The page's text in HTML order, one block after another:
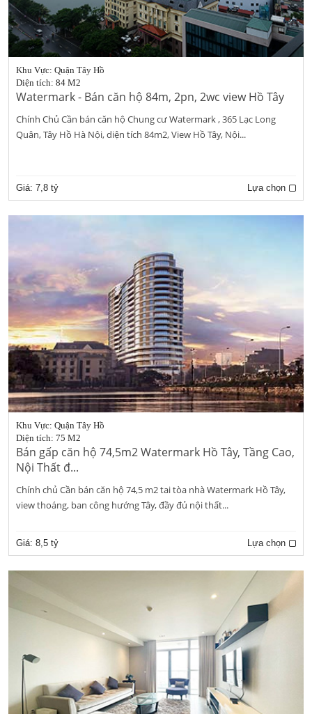
Khu Vực: Quận Tây Hồ
Diện tích: 84 M2
Watermark - Bán căn hộ 84m, 2pn, 2wc view Hồ Tây
Chính Chủ Cần bán căn hộ Chung cư Watermark , 365 Lạc Long
Quân, Tây Hồ Hà Nội, diện tích 84m2, View Hồ Tây, Nội...
Giá: 7,8 tỷ Lựa chọn
Khu Vực: Quận Tây Hồ
Diện tích: 75 M2
Bán gấp căn hộ 74,5m2 Watermark Hồ Tây, Tầng Cao,
Nội Thất đ...
Chính chủ Cần bán căn hộ 74,5 m2 tai tòa nhà Watermark Hồ Tây,
view thoáng, ban công hướng Tây, đầy đủ nội thất...
Giá: 8,5 tỷ Lựa chọn